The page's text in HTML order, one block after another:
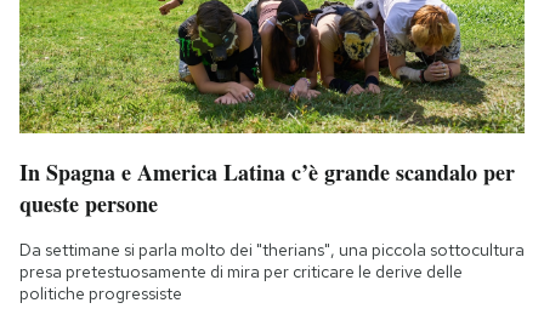
In Spagna e America Latina c’è grande scandalo per
queste persone
Da settimane si parla molto dei "therians", una piccola sottocultura
presa pretestuosamente di mira per criticare le derive delle
politiche progressiste